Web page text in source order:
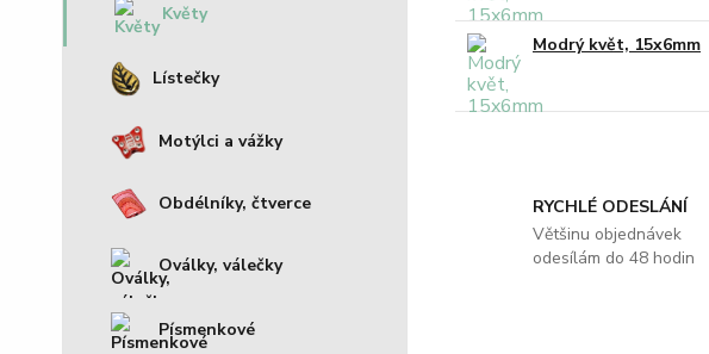
Květy
Lístečky
Motýlci a vážky
Obdélníky, čtverce
Oválky, válečky
Písmenkové
Modrý květ, 15x6mm
RYCHLÉ ODESLÁNÍ
Většinu objednávek
odesílám do 48 hodin